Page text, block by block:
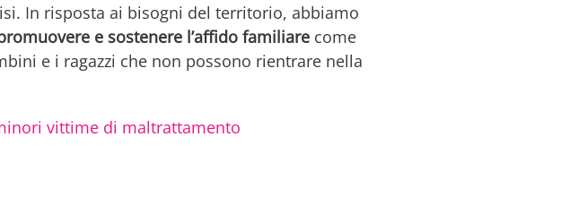
In risposta ai bisogni del territorio, abbiamo
e sostenere l’affido familiare come
e i ragazzi che non possono rientrare nella
vittime di maltrattamento